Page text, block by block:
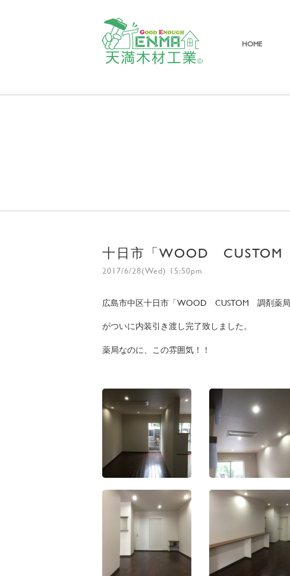
HOME
十日市「WOOD CUSTOM
2017/6/28(Wed) 15:50pm
広島市中区十日市「WOOD CUSTOM 調剤薬
がついに内装引き渡し完了致しました。
薬局なのに、この雰囲気！！